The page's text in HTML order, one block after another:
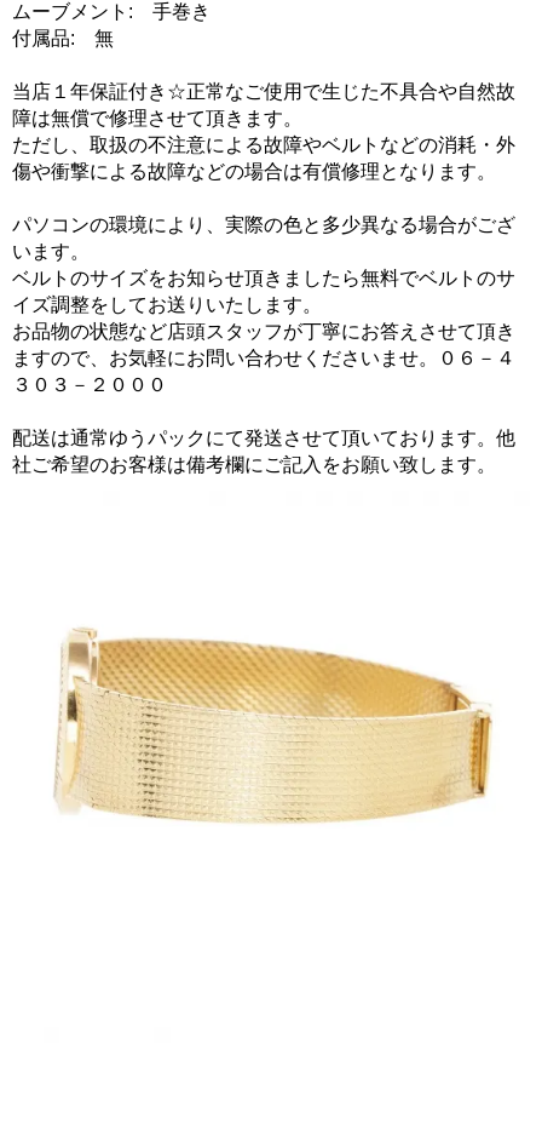
ムーブメント: 手巻き
付属品: 無
当店１年保証付き☆正常なご使用で生じた不具合や自然故
障は無償で修理させて頂きます。
ただし、取扱の不注意による故障やベルトなどの消耗・外
傷や衝撃による故障などの場合は有償修理となります。
パソコンの環境により、実際の色と多少異なる場合がござ
います。
ベルトのサイズをお知らせ頂きましたら無料でベルトのサ
イズ調整をしてお送りいたします。
お品物の状態など店頭スタッフが丁寧にお答えさせて頂き
ますので、お気軽にお問い合わせくださいませ。０６－４
３０３－２０００
配送は通常ゆうパックにて発送させて頂いております。他
社ご希望のお客様は備考欄にご記入をお願い致します。